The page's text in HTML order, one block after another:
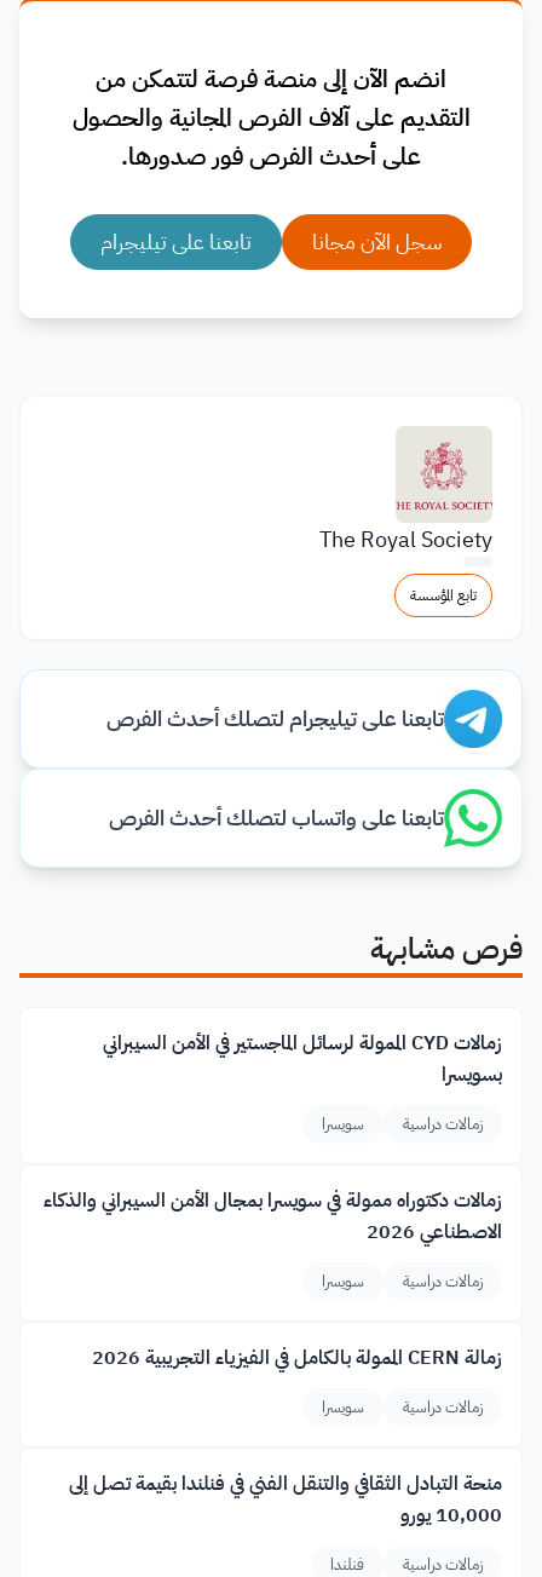
انضم الآن إلى منصة فرصة لتتمكن من
التقديم على آلاف الفرص المجانية والحصول
على أحدث الفرص فور صدورها.
سجل الآن مجانا تابعنا على تيليجرام
The Royal Society
تابع المؤسسة
تابعنا على تيليجرام لتصلك أحدث الفرص
تابعنا على واتساب لتصلك أحدث الفرص
فرص مشابهة
زمالات CYD الممولة لرسائل الماجستير في الأمن السيبراني
بسويسرا
زمالات دراسية سويسرا
زمالات دكتوراه ممولة في سويسرا بمجال الأمن السيبراني والذكاء
الاصطناعي 2026
زمالات دراسية سويسرا
زمالة CERN الممولة بالكامل في الفيزياء التجريبية 2026
زمالات دراسية سويسرا
منحة التبادل الثقافي والتنقل الفني في فنلندا بقيمة تصل إلى
10,000 يورو
زمالات دراسية فنلندا